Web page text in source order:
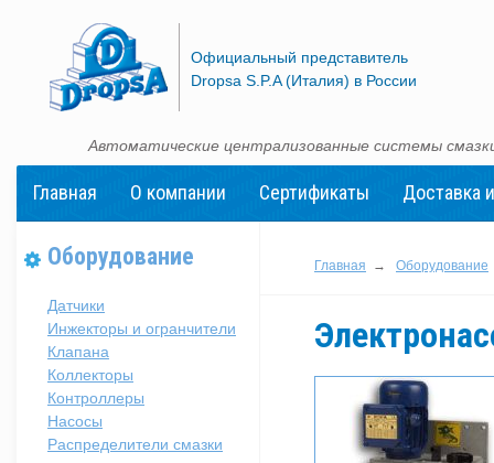
Официальный представитель
Dropsa S.P.A (Италия) в России
Автоматические централизованные системы
Главная О компании Сертификаты Доставка
Главная → Оборудование
Оборудование
Датчики
Инжекторы и огранчители
Клапана
Коллекторы
Контроллеры
Насосы
Распределители смазки